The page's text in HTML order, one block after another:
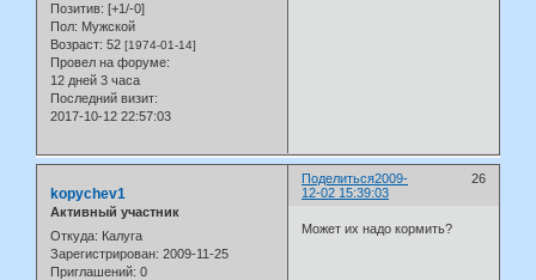
Позитив: [+1/-0]
Пол: Мужской
Возраст: 52 [1974-01-14]
Провел на форуме:
12 дней 3 часа
Последний визит:
2017-10-12 22:57:03
Поделиться 26
2009-
12-02 15:39:03
kopychev1
Активный участник
Откуда: Калуга
Зарегистрирован: 2009-11-25
Приглашений: 0
Может их надо кормить?